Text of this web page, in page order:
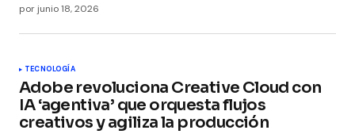
por junio 18, 2026
TECNOLOGÍA
Adobe revoluciona Creative Cloud con
IA ‘agentiva’ que orquesta flujos
creativos y agiliza la producción